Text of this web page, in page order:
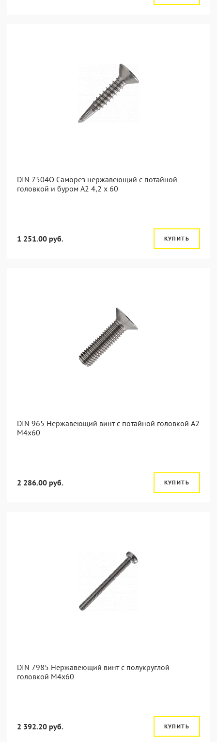
DIN 7504O Саморез нержавеющий с потайной
головкой и буром А2 4,2 x 60
1 251.00 руб. КУПИТЬ
DIN 965 Нержавеющий винт с потайной головкой А2
М4x60
2 286.00 руб. КУПИТЬ
DIN 7985 Нержавеющий винт с полукруглой
головкой М4х60
2 392.20 руб. КУПИТЬ